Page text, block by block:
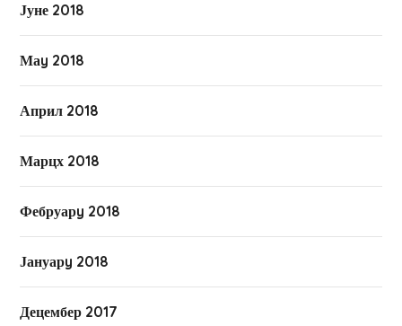
Јуне 2018
Маy 2018
Април 2018
Марцх 2018
Фебруарy 2018
Јануарy 2018
Децембер 2017